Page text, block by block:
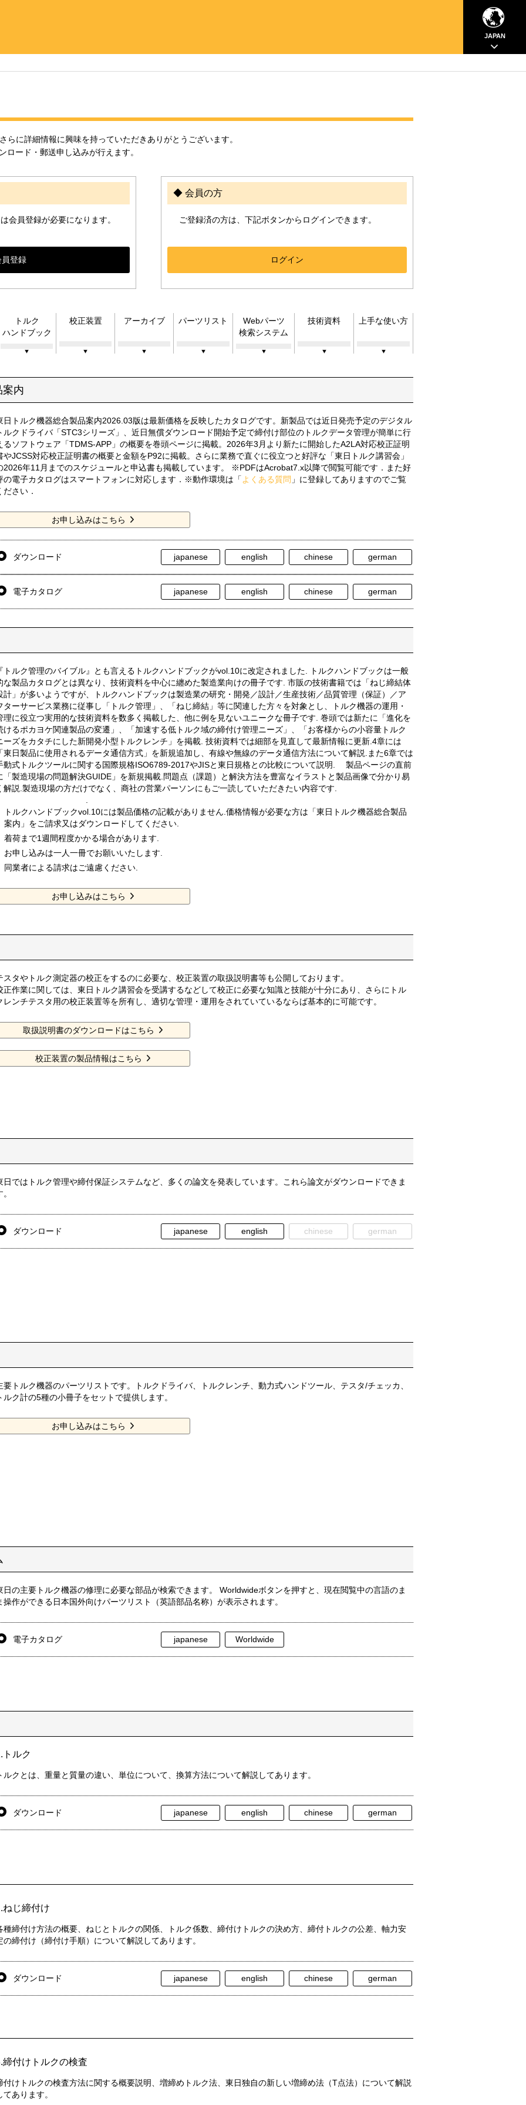
JAPAN
らに詳細情報に興味を持っていただきありがとうございます。
ロード・郵送申し込みが行えます。
会員登録が必要になります。
員登録
◆ 会員の方
ご登録済の方は、下記ボタンからログインできます。
ログイン
トルク
ハンドブック
校正装置 アーカイブ パーツリスト
Webパーツ
検索システム
技術資料 上手な使い方
案内
日トルク機器総合製品案内2026.03版は最新価格を反映したカタログです。新製品では近日発売予定のデジタル
ルクドライバ「STC3シリーズ」、近日無償ダウンロード開始予定で締付け部位のトルクデータ管理が簡単に行
るソフトウェア「TDMS-APP」の概要を巻頭ページに掲載。2026年3月より新たに開始したA2LA対応校正証明
やJCSS対応校正証明書の概要と金額をP92に掲載。さらに業務で直ぐに役立つと好評な「東日トルク講習会」
2026年11月までのスケジュールと申込書も掲載しています。 ※PDFはAcrobat7.x以降で閲覧可能です．また好
の電子カタログはスマートフォンに対応します．※動作環境は「 よくある質問 」に登録してありますのでご覧
ださい．
お申し込みはこちら
ダウンロード japanese english chinese german
電子カタログ japanese english chinese german
トルク管理のバイブル』とも言えるトルクハンドブックがvol.10に改定されました. トルクハンドブックは一般
な製品カタログとは異なり、技術資料を中心に纏めた製造業向けの冊子です. 市販の技術書籍では「ねじ締結体
計」が多いようですが、トルクハンドブックは製造業の研究・開発／設計／生産技術／品質管理（保証）／ア
ターサービス業務に従事し「トルク管理」、「ねじ締結」等に関連した方々を対象とし、トルク機器の運用・
理に役立つ実用的な技術資料を数多く掲載した、他に例を見ないユニークな冊子です. 巻頭では新たに「進化を
けるポカヨケ関連製品の変遷」、「加速する低トルク域の締付け管理ニーズ」、「お客様からの小容量トルク
ーズをカタチにした新開発小型トルクレンチ」を掲載. 技術資料では細部を見直して最新情報に更新.4章には
東日製品に使用されるデータ通信方式」を新規追加し、有線や無線のデータ通信方法について解説.また6章では
動式トルクツールに関する国際規格ISO6789-2017やJISと東日規格との比較について説明. 製品ページの直前
「製造現場の問題解決GUIDE」を新規掲載.問題点（課題）と解決方法を豊富なイラストと製品画像で分かり易
解説.製造現場の方だけでなく、商社の営業パーソンにもご一読していただきたい内容です.
トルクハンドブックvol.10には製品価格の記載がありません.価格情報が必要な方は「東日トルク機器総合製品
案内」をご請求又はダウンロードしてください.
着荷まで1週間程度かかる場合があります.
お申し込みは一人一冊でお願いいたします.
同業者による請求はご遠慮ください.
お申し込みはこちら
スタやトルク測定器の校正をするのに必要な、校正装置の取扱説明書等も公開しております。
正作業に関しては、東日トルク講習会を受講するなどして校正に必要な知識と技能が十分にあり、さらにトル
レンチテスタ用の校正装置等を所有し、適切な管理・運用をされていているならば基本的に可能です。
取扱説明書のダウンロードはこちら
校正装置の製品情報はこちら
日ではトルク管理や締付保証システムなど、多くの論文を発表しています。これら論文がダウンロードできま
ダウンロード japanese english chinese german
要トルク機器のパーツリストです。トルクドライバ、トルクレンチ、動力式ハンドツール、テスタ/チェッカ、
ルク計の5種の小冊子をセットで提供します。
お申し込みはこちら
日の主要トルク機器の修理に必要な部品が検索できます。 Worldwideボタンを押すと、現在閲覧中の言語のま
操作ができる日本国外向けパーツリスト（英語部品名称）が表示されます。
電子カタログ japanese Worldwide
トルク
ルクとは、重量と質量の違い、単位について、換算方法について解説してあります。
ダウンロード japanese english chinese german
ねじ締付け
種締付け方法の概要、ねじとトルクの関係、トルク係数、締付けトルクの決め方、締付トルクの公差、軸力安
の締付け（締付け手順）について解説してあります。
ダウンロード japanese english chinese german
締付けトルクの検査
付けトルクの検査方法に関する概要説明、増締めトルク法、東日独自の新しい増締め法（T点法）について解説
てあります。